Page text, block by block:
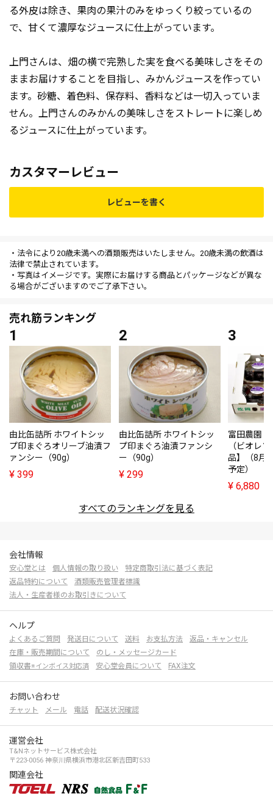
る外皮は除き、果肉の果汁のみをゆっくり絞っているの
で、甘くて濃厚なジュースに仕上がっています。
上門さんは、畑の横で完熟した実を食べる美味しさをその
ままお届けすることを目指し、みかんジュースを作ってい
ます。砂糖、着色料、保存料、香料などは一切入っていま
せん。上門さんのみかんの美味しさをストレートに楽しめ
るジュースに仕上がっています。
カスタマーレビュー
レビューを書く
・法令により20歳未満への酒類販売はいたしません。20歳未満の飲酒は
法律で禁止されています。
・写真はイメージです。実際にお届けする商品とパッケージなどが異な
る場合がございますのでご了承下さい。
売れ筋ランキング
由比缶詰所 ホワイトシッ
プ印まぐろオリーブ油漬フ
ァンシー（90g）
¥ 399
由比缶詰所 ホワイトシッ
プ印まぐろ油漬ファンシ
ー（90g）
¥ 299
富田農園
（ビオレ
品】（8月
予定）
¥ 6,880
すべてのランキングを見る
会社情報
安心堂とは 個人情報の取り扱い
特定商取引法に基づく表記
返品特約について
酒類販売管理者標識
法人・生産者様のお取引きについて
ヘルプ
よくあるご質問 発送日について 送料 お支払方法
返品・キャンセル
在庫・販売期間について
のし・メッセージカード
領収書※インボイス対応済 安心堂会員について FAX注文
お問い合わせ
チャット メール 電話 配送状況確認
運営会社
T&Nネットサービス株式会社
〒223-0056 神奈川県横浜市港北区新吉田町533
関連会社